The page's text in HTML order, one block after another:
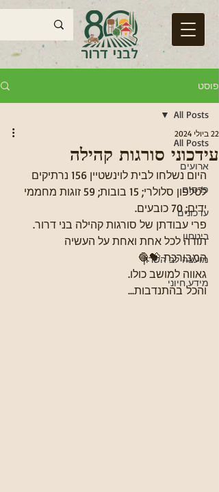
פוסט
All Posts
ארועים
פרסום
עדכונים
ביטחון
מועצה לב השרון
מידע חיוני
All Posts
עידכוני סורגות קהילה
22 ביולי 2024
היום נשלחו לבית לוינשטיין 156 נרתיקים
לטלפון סלולרי; 15 בובות; 59 זוגות מחממי
ידים; 70 כובעים.
פרי עבודתן של סורגות קהילה בני דרור.
תודה לכל אחת ואחת על העשיה
המבורכת 💝🧶
גאווה למושב כולו.
והכל בהתנדבות...